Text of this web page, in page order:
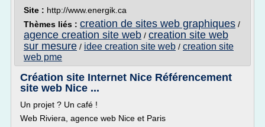
Site : http://www.energik.ca
Thèmes liés : creation de sites web graphiques /
agence creation site web / creation site web
sur mesure / idee creation site web / creation site
web pme
Création site Internet Nice Référencement
site web Nice ...
Un projet ? Un café !
Web Riviera, agence web Nice et Paris